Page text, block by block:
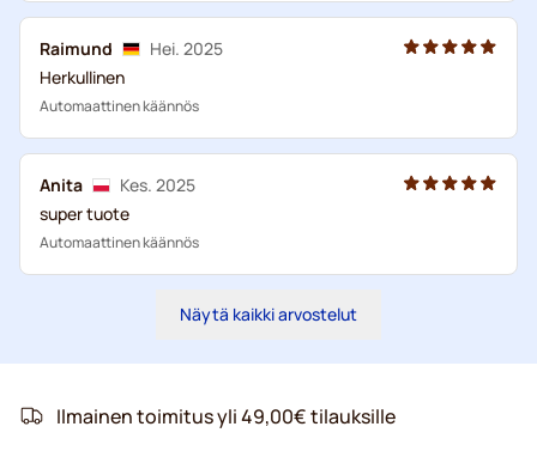
Raimund
Hei. 2025
Herkullinen
Automaattinen käännös
Anita
Kes. 2025
super tuote
Automaattinen käännös
Näytä kaikki arvostelut
Ilmainen toimitus yli 49,00€ tilauksille